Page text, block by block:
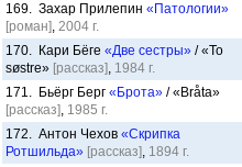
169. Захар Прилепин «Патологии»
[роман], 2004 г.
170. Кари Бёге «Две сестры» / «To
søstre» [рассказ], 1984 г.
171. Бьёрг Берг «Брота» / «Bråta»
[рассказ], 1985 г.
172. Антон Чехов «Скрипка
Ротшильда» [рассказ], 1894 г.